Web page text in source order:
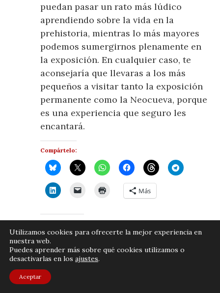
puedan pasar un rato más lúdico
aprendiendo sobre la vida en la
prehistoria, mientras lo más mayores
podemos sumergirnos plenamente en
la exposición. En cualquier caso, te
aconsejaría que llevaras a los más
pequeños a visitar tanto la exposición
permanente como la Neocueva, porque
es una experiencia que seguro les
encantará.
Compártelo:
Más
Publicado por
0 comentarios
Utilizamos cookies para ofrecerte la mejor experiencia en
nuestra web.
Puedes aprender más sobre qué cookies utilizamos o
desactivarlas en los ajustes.
Aceptar